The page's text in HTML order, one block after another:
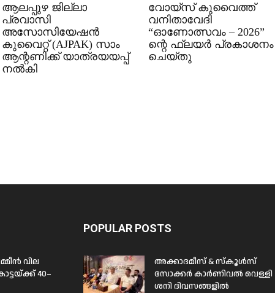
ആലപ്പുഴ ജില്ലാ
പ്രവാസി
അസോസിയേഷൻ
കുവൈറ്റ് (AJPAK) സാം
ആന്റണിക്ക് യാത്രയയപ്പ്
നൽകി
വോയ്സ് കുവൈത്ത്
വനിതാവേദി
“ഓണോത്സവം – 2026”
ന്റെ ഫ്ലയർ പ്രകാശനം
ചെയ്തു
വില
40–
POPULAR POSTS
അക്കാദമീസ് & സ്കൂൾസ്
സോക്കർ കാർണിവൽ വെള്ളി
ശനി ദിവസങ്ങളിൽ